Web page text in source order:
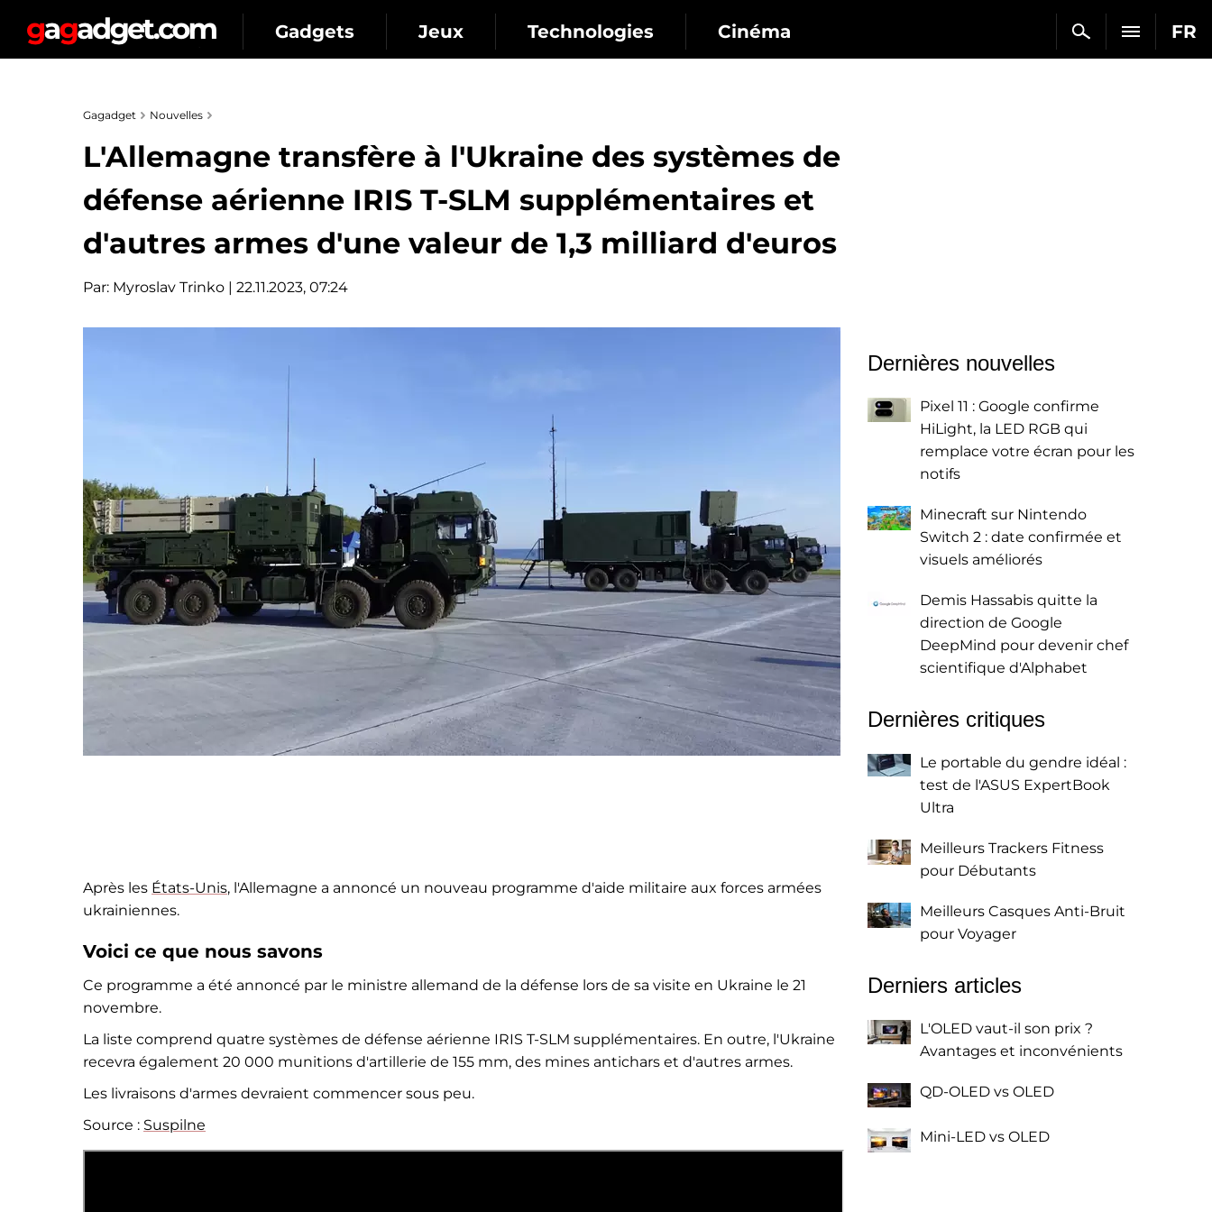
FR
Gadgets Jeux Technologies Cinéma
Gagadget Nouvelles
L'Allemagne transfère à l'Ukraine des systèmes de
défense aérienne IRIS T-SLM supplémentaires et
d'autres armes d'une valeur de 1,3 milliard d'euros
Par: Myroslav Trinko | 22.11.2023, 07:24
Après les États-Unis, l'Allemagne a annoncé un nouveau programme d'aide militaire aux forces armées
ukrainiennes.
Voici ce que nous savons
Ce programme a été annoncé par le ministre allemand de la défense lors de sa visite en Ukraine le 21
novembre.
La liste comprend quatre systèmes de défense aérienne IRIS T-SLM supplémentaires. En outre, l'Ukraine
recevra également 20 000 munitions d'artillerie de 155 mm, des mines antichars et d'autres armes.
Les livraisons d'armes devraient commencer sous peu.
Source : Suspilne
Dernières nouvelles
Pixel 11 : Google confirme
HiLight, la LED RGB qui
remplace votre écran pour les
notifs
Minecraft sur Nintendo
Switch 2 : date confirmée et
visuels améliorés
Demis Hassabis quitte la
direction de Google
DeepMind pour devenir chef
scientifique d'Alphabet
Dernières critiques
Le portable du gendre idéal :
test de l'ASUS ExpertBook
Ultra
Meilleurs Trackers Fitness
pour Débutants
Meilleurs Casques Anti-Bruit
pour Voyager
Derniers articles
L'OLED vaut-il son prix ?
Avantages et inconvénients
QD-OLED vs OLED
Mini-LED vs OLED